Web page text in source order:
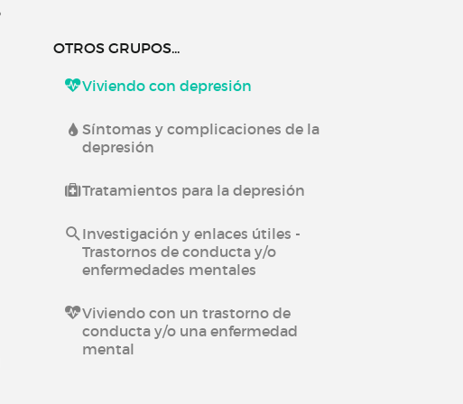
OTROS GRUPOS...
Viviendo con depresión
Síntomas y complicaciones de la
depresión
Tratamientos para la depresión
Investigación y enlaces útiles -
Trastornos de conducta y/o
enfermedades mentales
Viviendo con un trastorno de
conducta y/o una enfermedad
mental